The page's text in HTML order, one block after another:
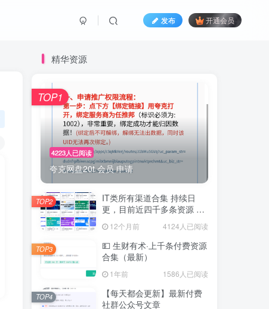
发布 开通会员
精华资源
4223人已阅读
夸克网盘20t 会员 申请
TOP1
IT类所有渠道合集 持续日
更，目前近四千多条资源 年
12个月前 4124人已阅读
TOP2
💵 生财有术·上千条付费资源
合集（最新）
1年前 1586人已阅读
TOP3
【每天都会更新】最新付费
社群公众号文章
TOP4